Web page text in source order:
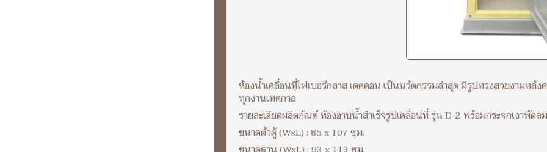
ห้องน้ำเคลื่อนที่ไฟเบอร์กลาส เดคคอน เป็นนวัตกรรมล่าสุด มีรูปทรงสวยงามห
ทุกงานเทศกาล
รายละเอียดผลิตภัณฑ์ ห้องอาบน้ำสำเร็จรูปเคลื่อนที่ รุ่น D-2 พร้อมกระจกเงาพัดล
ขนาดตัวตู้ (WxL) : 85 x 107 ซม.